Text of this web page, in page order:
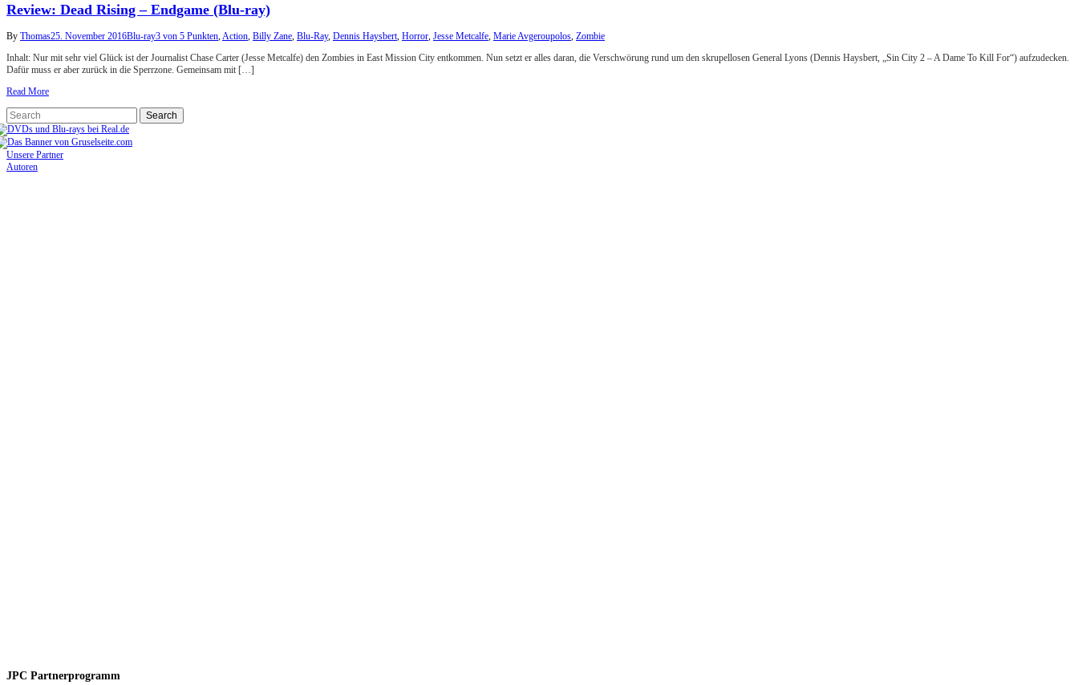
Review: Dead Rising – Endgame (Blu-ray)
By Thomas25. November 2016Blu-ray3 von 5 Punkten,Action, Billy Zane, Blu-Ray, Dennis Haysbert, Horror, Jesse Metcalfe, Marie Avgeroupolos, Zombie
Inhalt: Nur mit sehr viel Glück ist der Journalist Chase Carter (Jesse Metcalfe) den Zombies in East Mission City entkommen. Nun setzt er alles daran, die Verschwörung rund um den skrupellosen General Lyons (Dennis Haysbert, „Sin City 2 – A Dame To Kill For“) aufzudecken.
Dafür muss er aber zurück in die Sperrzone. Gemeinsam mit […]
Read More
Unsere Partner
Autoren
JPC Partnerprogramm